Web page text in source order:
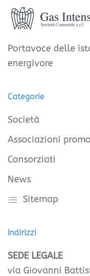
Portavoce delle
energivore
Categorie
Società
Associazioni
Consorziati
News
Sitemap
Indirizzi
SEDE LEGALE
via Giovanni